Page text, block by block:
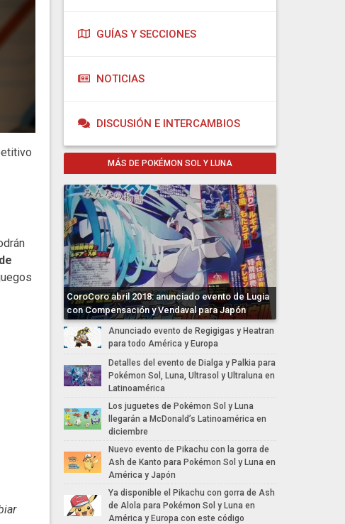
GUÍAS Y SECCIONES
NOTICIAS
DISCUSIÓN E INTERCAMBIOS
MÁS DE POKÉMON SOL Y LUNA
CoroCoro abril 2018: anunciado evento de Lugia
con Compensación y Vendaval para Japón
Anunciado evento de Regigigas y Heatran
para todo América y Europa
Detalles del evento de Dialga y Palkia para
Pokémon Sol, Luna, Ultrasol y Ultraluna en
Latinoamérica
Los juguetes de Pokémon Sol y Luna
llegarán a McDonald’s Latinoamérica en
diciembre
Nuevo evento de Pikachu con la gorra de
Ash de Kanto para Pokémon Sol y Luna en
América y Japón
Ya disponible el Pikachu con gorra de Ash
de Alola para Pokémon Sol y Luna en
América y Europa con este código